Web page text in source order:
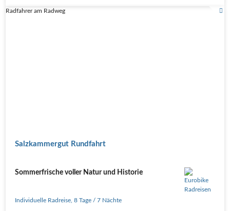
Radfahrer am Radweg
Salzkammergut Rundfahrt
Sommerfrische voller Natur und Historie
Individuelle Radreise ,8 Tage / 7 Nächte